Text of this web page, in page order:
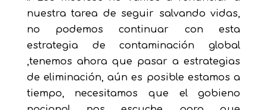
nuestra tarea de seguir salvando vidas,
no podemos continuar con esta
estrategia de contaminación global
,tenemos ahora que pasar a estrategias
de eliminación, aún es posible estamos a
tiempo, necesitamos que el gobieno